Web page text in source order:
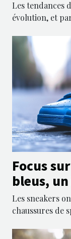
Les tendances
évolution, et
Focus
bleus,
homme
Les sneakers
chaussures de